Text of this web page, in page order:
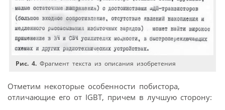
Рис. 4. Фрагмент текста из описания изобретения
Отметим некоторые особенности побистора,
отличающие его от IGBT, причем в лучшую сторону: